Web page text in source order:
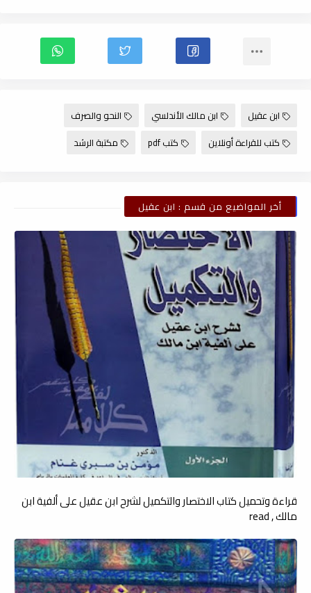
ابن عقيل ابن مالك الأندلسي
النحو والصرف
كتب للقراءة أونلاين
كتب pdf مكتبة الرشد
أخر المواضيع من قسم : ابن عقيل
قراءة وتحميل كتاب الاختصار والتكميل لشرح ابن عقيل على ألفية ابن
مالك , read